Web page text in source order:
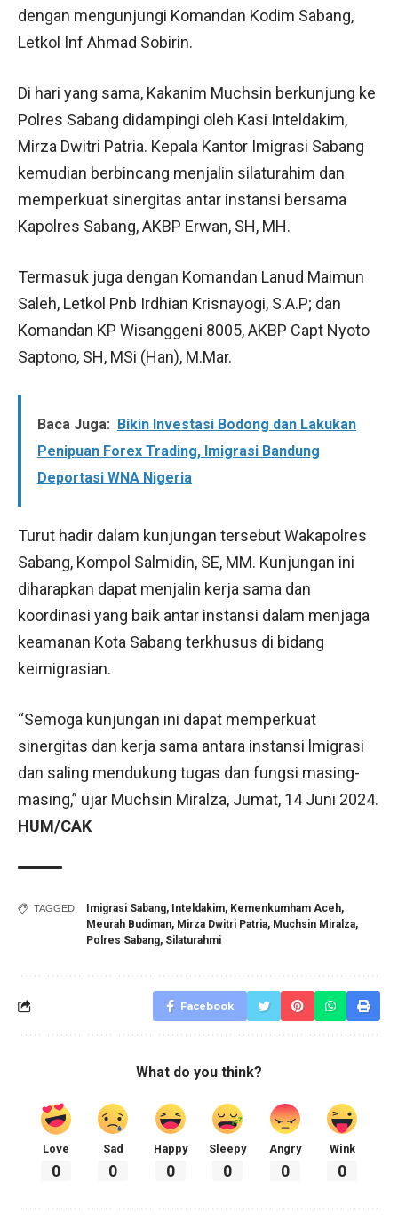
dengan mengunjungi Komandan Kodim Sabang,
Letkol Inf Ahmad Sobirin.
Di hari yang sama, Kakanim Muchsin berkunjung ke
Polres Sabang didampingi oleh Kasi Inteldakim,
Mirza Dwitri Patria. Kepala Kantor Imigrasi Sabang
kemudian berbincang menjalin silaturahim dan
memperkuat sinergitas antar instansi bersama
Kapolres Sabang, AKBP Erwan, SH, MH.
Termasuk juga dengan Komandan Lanud Maimun
Saleh, Letkol Pnb Irdhian Krisnayogi, S.A.P; dan
Komandan KP Wisanggeni 8005, AKBP Capt Nyoto
Saptono, SH, MSi (Han), M.Mar.
Baca Juga:
Bikin Investasi Bodong dan Lakukan
Penipuan Forex Trading, Imigrasi Bandung
Deportasi WNA Nigeria
Turut hadir dalam kunjungan tersebut Wakapolres
Sabang, Kompol Salmidin, SE, MM. Kunjungan ini
diharapkan dapat menjalin kerja sama dan
koordinasi yang baik antar instansi dalam menjaga
keamanan Kota Sabang terkhusus di bidang
keimigrasian.
“Semoga kunjungan ini dapat memperkuat
sinergitas dan kerja sama antara instansi lmigrasi
dan saling mendukung tugas dan fungsi masing-
masing,” ujar Muchsin Miralza, Jumat, 14 Juni 2024.
HUM/CAK
TAGGED: Imigrasi Sabang, Inteldakim, Kemenkumham Aceh,
Meurah Budiman, Mirza Dwitri Patria, Muchsin Miralza,
Polres Sabang, Silaturahmi
Facebook
What do you think?
Love
0
Sad
0
Happy
0
Sleepy
0
Angry
0
Wink
0